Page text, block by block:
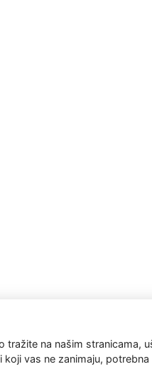
tražite na našim stranicama,
koji vas ne zanimaju,